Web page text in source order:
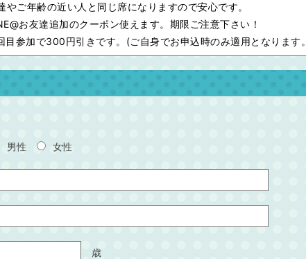
やご年齢の近い人と同じ席になりますので安心です。
お友達追加のクーポン使えます。期限ご注意下さい！
目参加で300円引きです。(ご自身でお申込時のみ適用となります。
男性 女性
歳